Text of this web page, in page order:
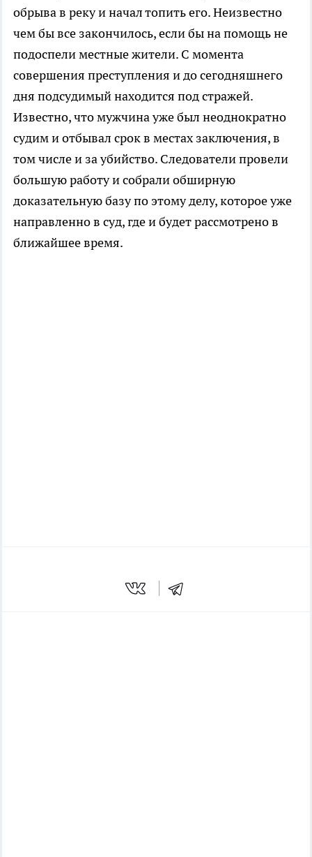
обрыва в реку и начал топить его. Неизвестно
чем бы все закончилось, если бы на помощь не
подоспели местные жители. С момента
совершения преступления и до сегодняшнего
дня подсудимый находится под стражей.
Известно, что мужчина уже был неоднократно
судим и отбывал срок в местах заключения, в
том числе и за убийство. Следователи провели
большую работу и собрали обширную
доказательную базу по этому делу, которое уже
направленно в суд, где и будет рассмотрено в
ближайшее время.